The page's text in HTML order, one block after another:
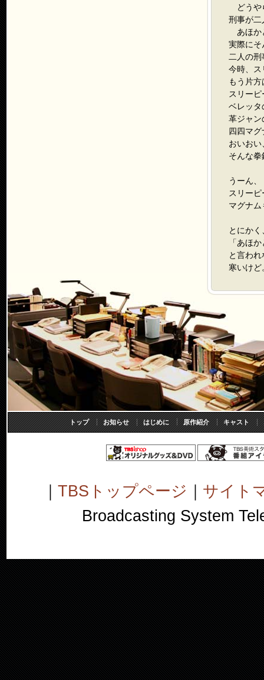
どうや
刑事が二
あほか
実際にそ
二人の
今時、ス
もう片
スリー
ベレッタ
革ジャン
四四マ
おいお
そんな
うーん
スリー
マグナ
とにか
「あほ
と言わ
寒いけど
トップ お知らせ はじめに 原作紹介 キャスト
TBSトップページ
サイト
Broadcasting System